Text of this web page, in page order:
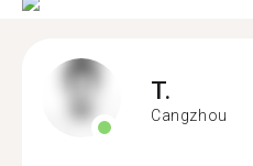
T.
Cangzhou